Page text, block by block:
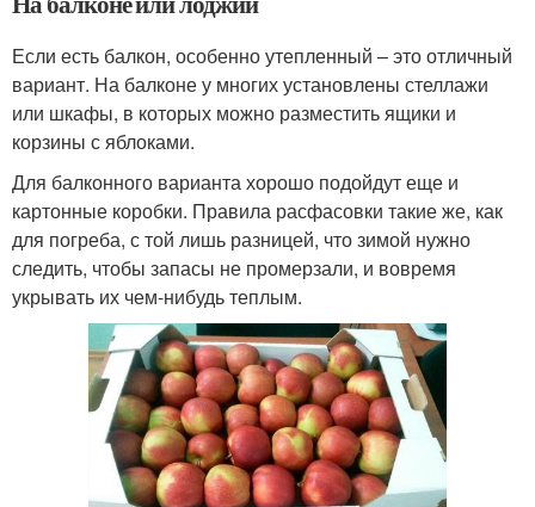
Если есть балкон, особенно утепленный – это отличный
вариант. На балконе у многих установлены стеллажи
или шкафы, в которых можно разместить ящики и
корзины с яблоками.
Для балконного варианта хорошо подойдут еще и
картонные коробки. Правила расфасовки такие же, как
для погреба, с той лишь разницей, что зимой нужно
следить, чтобы запасы не промерзали, и вовремя
укрывать их чем-нибудь теплым.